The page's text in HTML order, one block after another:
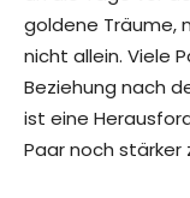
goldene Träume,
nicht allein. Viele
Beziehung nach
ist eine
Paar noch stärker